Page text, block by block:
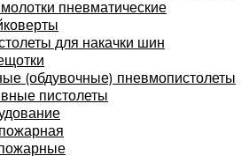
пневматические
для накачки шин
(обдувочные) пневмопистолеты
пистолеты